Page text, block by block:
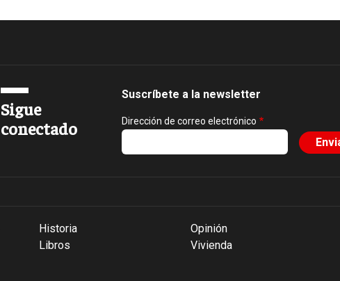
Sigue
conectado
Suscríbete a la newsletter
Dirección de correo electrónico
Historia
Libros
Opinión
Vivienda